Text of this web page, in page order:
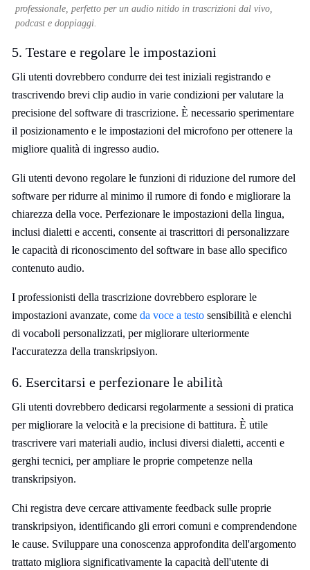
professionale, perfetto per un audio nitido in trascrizioni dal vivo,
podcast e doppiaggi.
5. Testare e regolare le impostazioni
Gli utenti dovrebbero condurre dei test iniziali registrando e
trascrivendo brevi clip audio in varie condizioni per valutare la
precisione del software di trascrizione. È necessario sperimentare
il posizionamento e le impostazioni del microfono per ottenere la
migliore qualità di ingresso audio.
Gli utenti devono regolare le funzioni di riduzione del rumore del
software per ridurre al minimo il rumore di fondo e migliorare la
chiarezza della voce. Perfezionare le impostazioni della lingua,
inclusi dialetti e accenti, consente ai trascrittori di personalizzare
le capacità di riconoscimento del software in base allo specifico
contenuto audio.
I professionisti della trascrizione dovrebbero esplorare le
impostazioni avanzate, come da voce a testo sensibilità e elenchi
di vocaboli personalizzati, per migliorare ulteriormente
l'accuratezza della transkripsiyon.
6. Esercitarsi e perfezionare le abilità
Gli utenti dovrebbero dedicarsi regolarmente a sessioni di pratica
per migliorare la velocità e la precisione di battitura. È utile
trascrivere vari materiali audio, inclusi diversi dialetti, accenti e
gerghi tecnici, per ampliare le proprie competenze nella
transkripsiyon.
Chi registra deve cercare attivamente feedback sulle proprie
transkripsiyon, identificando gli errori comuni e comprendendone
le cause. Sviluppare una conoscenza approfondita dell'argomento
trattato migliora significativamente la capacità dell'utente di